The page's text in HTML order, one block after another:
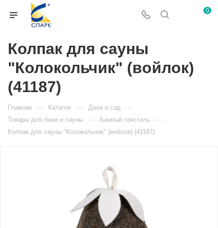
0
Колпак для сауны
"Колокольчик" (войлок)
(41187)
Главная — Каталог — Дача и сад —
Товары для бани и сауны — Банный текстиль —
Колпак для сауны "Колокольчик" (войлок) (41187)